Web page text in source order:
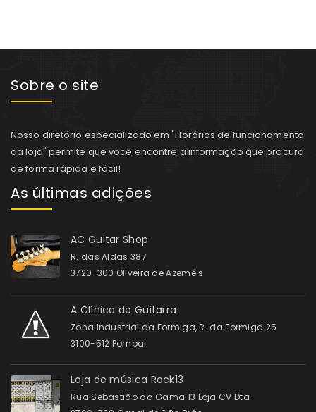
Sobre o site
Nosso diretório especializado em "Horários de funcionamento
da loja" permite que você encontre a informação que procura
de forma rápida e fácil!
As últimas adições
AC Guitar Shop
R. das Aldas 387
3720-300 Oliveira de Azeméis
A Clínica da Guitarra
Zona Industrial da Formiga, R. da Formiga 25
3100-512 Pombal
Loja de música Rock13
Rua Sebastião da Gama 13 Loja CV Dta